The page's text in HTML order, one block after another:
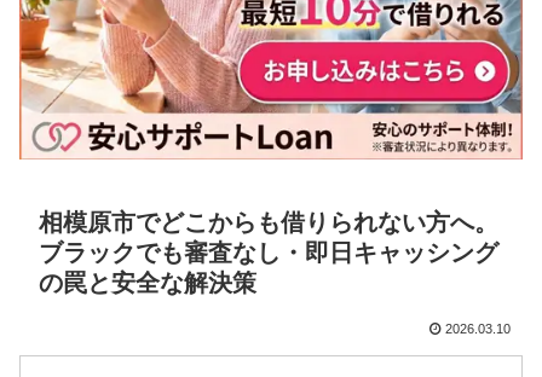
相模原市でどこからも借りられない方へ。
ブラックでも審査なし・即日キャッシング
の罠と安全な解決策
2026.03.10